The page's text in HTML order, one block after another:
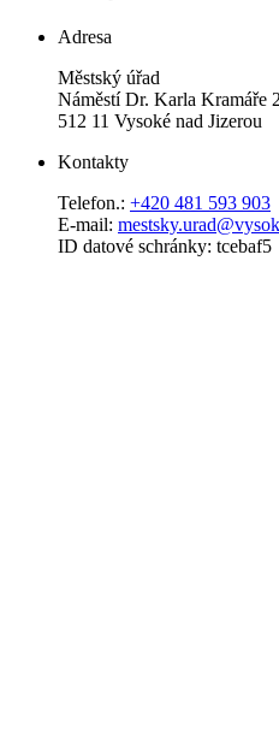
Adresa
Městský úřad
Náměstí Dr. Karla Kramáře
512 11 Vysoké nad Jizerou
Kontakty
Telefon.: +420 481 593 903
E-mail:
ID datové schránky: tcebaf5